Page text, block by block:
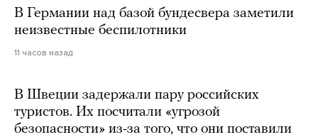
В Германии над базой бундесвера заметили
неизвестные беспилотники
11 часов назад
В Швеции задержали пару российских
туристов. Их посчитали «угрозой
безопасности» из-за того, что они поставили